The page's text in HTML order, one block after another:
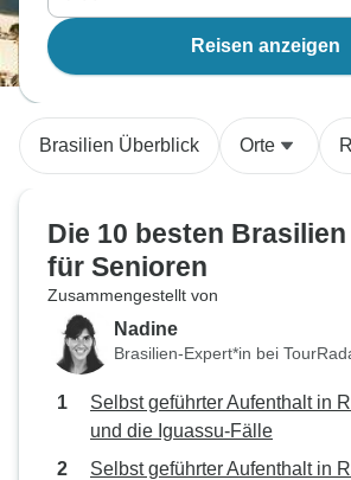
Reisen anzeigen
Brasilien Überblick Orte
Die 10 besten
für Senioren
Zusammengestellt von
Nadine
Brasilien-Expert*in bei
Selbst geführter Aufenthalt in
und die Iguassu-Fälle
Selbst geführter Aufenthalt in